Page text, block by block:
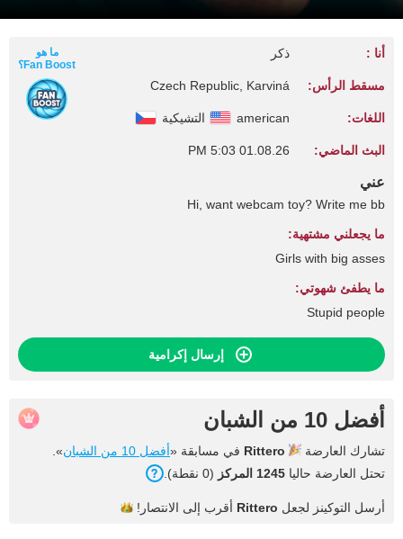
أنا : ذكر
مسقط الرأس: Czech Republic, Karviná
اللغات: american التشيكية
البث الماضي: 01.08.26 5:03 PM
ما هو
Fan Boost؟
عني
Hi, want webcam toy? Write me bb
ما يجعلني مشتهية:
Girls with big asses
ما يطفئ شهوتي:
Stupid people
إرسال إكرامية
أفضل 10 من الشبان
تشارك العارضة Rittero في مسابقة «أفضل 10 من الشبان
».
تحتل العارضة حاليا 1245 المركز (0 نقطة).
أرسل التوكينز لجعل Rittero أقرب إلى الانتصار!